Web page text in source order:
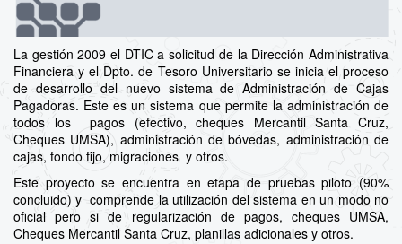
La gestión 2009 el DTIC a solicitud de la Dirección Administrativa
Financiera y el Dpto. de Tesoro Universitario se inicia el proceso
de desarrollo del nuevo sistema de Administración de Cajas
Pagadoras. Este es un sistema que permite la administración de
todos los pagos (efectivo, cheques Mercantil Santa Cruz,
Cheques UMSA), administración de bóvedas, administración de
cajas, fondo fijo, migraciones y otros.
Este proyecto se encuentra en etapa de pruebas piloto (90%
concluido) y comprende la utilización del sistema en un modo no
oficial pero si de regularización de pagos, cheques UMSA,
Cheques Mercantil Santa Cruz, planillas adicionales y otros.